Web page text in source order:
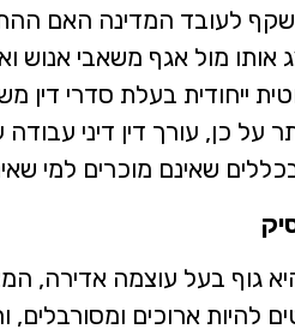
לעובד המדינה האם
אותו מול אגף משאבי
ייחודית בעלת סדרי
על כן, עורך דין דיני
שאינם מוכרים למי
גוף בעל עוצמה אדירה,
להיות ארוכים